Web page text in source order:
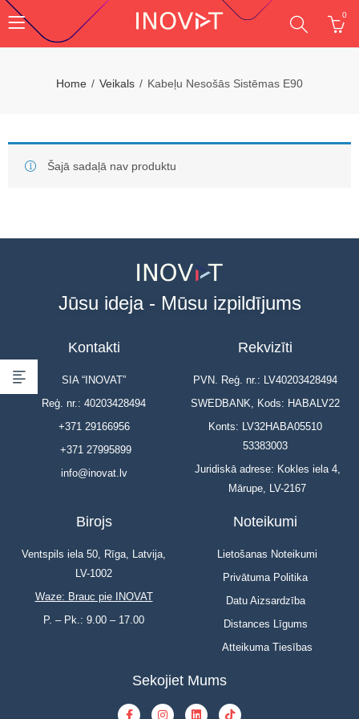
0
Home Veikals Kabeļu Nesošās Sistēmas E90
Šajā sadaļā nav produktu
Jūsu ideja - Mūsu izpildījums
Kontakti
SIA “INOVAT”
Reģ. nr.: 40203428494
+371 29166956
+371 27995899
info@inovat.lv
Rekvizīti
PVN. Reģ. nr.: LV40203428494
SWEDBANK, Kods: HABALV22
Konts: LV32HABA05510
53383003
Juridiskā adrese: Kokles iela 4,
Mārupe, LV-2167
Birojs
Ventspils iela 50, Rīga, Latvija,
LV-1002
Waze: Brauc pie INOVAT
P. – Pk.: 9.00 – 17.00
Noteikumi
Lietošanas Noteikumi
Privātuma Politika
Datu Aizsardzība
Distances Līgums
Atteikuma Tiesības
Sekojiet Mums